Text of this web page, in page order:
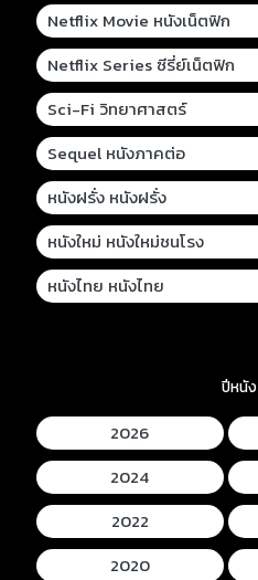
Netflix Movie หนังเน็ตฟิก
Netflix Series ซีรี่ย์เน็ตฟิก
Sci-Fi วิทยาศาสตร์
Sequel หนังภาคต่อ
หนังฝรั่ง หนังฝรั่ง
หนังใหม่ หนังใหม่ชนโรง
หนังไทย หนังไทย
ปีหนัง
2026
2024
2022
2020